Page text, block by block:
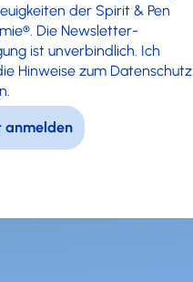
der Spirit & Pen
Die Newsletter-
ist unverbindlich. Ich
Hinweise zum Datenschutz